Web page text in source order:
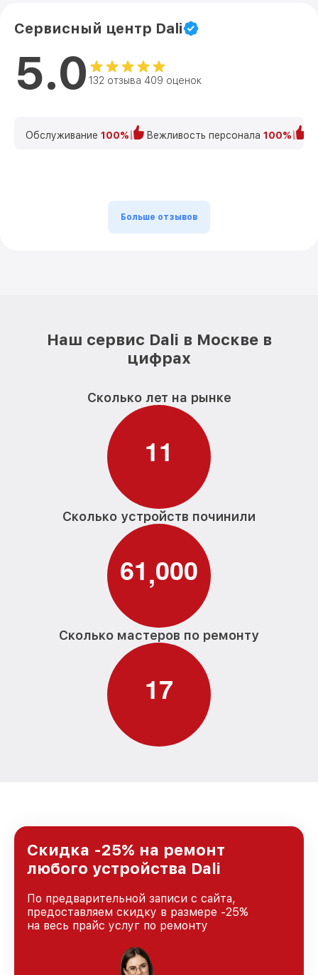
Сервисный центр Dali
5.0 132 отзыва 409 оценок
Обслуживание 100% Вежливость персонала 100%
Больше отзывов
Наш сервис Dali в Москве в
цифрах
Сколько лет на рынке
11
Сколько устройств починили
61,000
Сколько мастеров по ремонту
17
Скидка -25% на ремонт
любого устройства Dali
По предварительной записи с сайта,
предоставляем скидку в размере -25%
на весь прайс услуг по ремонту